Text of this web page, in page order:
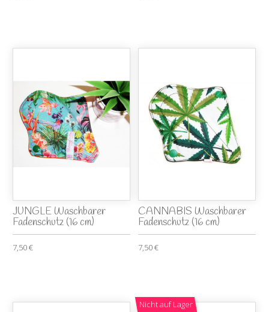
JUNGLE Waschbarer
Fadenschutz (16 cm)
7,50 €
CANNABIS Waschbarer
Fadenschutz (16 cm)
7,50 €
Nicht auf Lager